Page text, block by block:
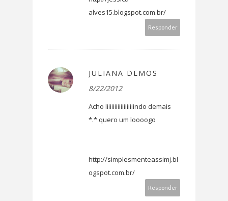
alves15.blogspot.com.br/
Responder
JULIANA DEMOS
8/22/2012
Acho liiiiiiiiiiiiiiiiiindo demais
*.* quero um loooogo
http://simplesmenteassimj.bl
ogspot.com.br/
Responder